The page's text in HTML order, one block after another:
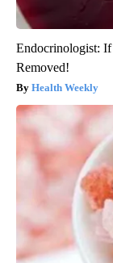
Endocrinologist:
Removed!
Health Weekly